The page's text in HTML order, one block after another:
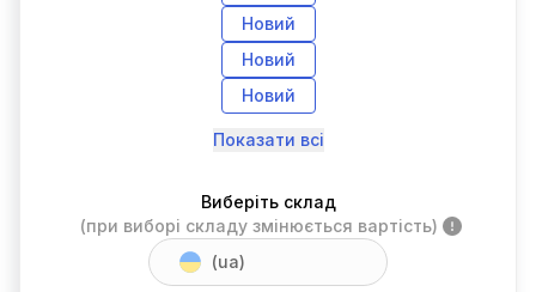
Новий
Новий
Новий
Показати всі
Виберіть склад
(при виборі складу змінюється вартість)
(ua)